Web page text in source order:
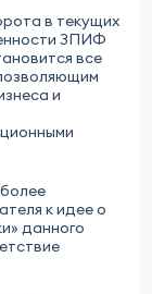
в текущих
ЗПИФ
все
и
к идее о
данного